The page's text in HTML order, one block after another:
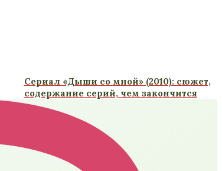
Сериал «Дыши со мной» (2010): сюжет,
содержание серий, чем закончится